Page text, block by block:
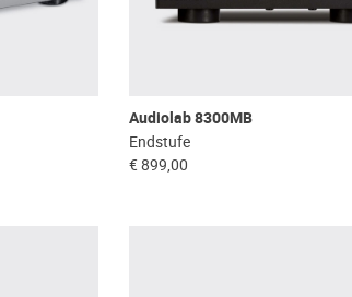
Audiolab 8300MB
Endstufe
€ 899,00